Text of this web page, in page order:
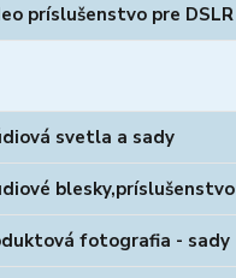
príslušenstvo pre DSLR
svetla a sady
blesky,príslušenstvo
fotografia - sady